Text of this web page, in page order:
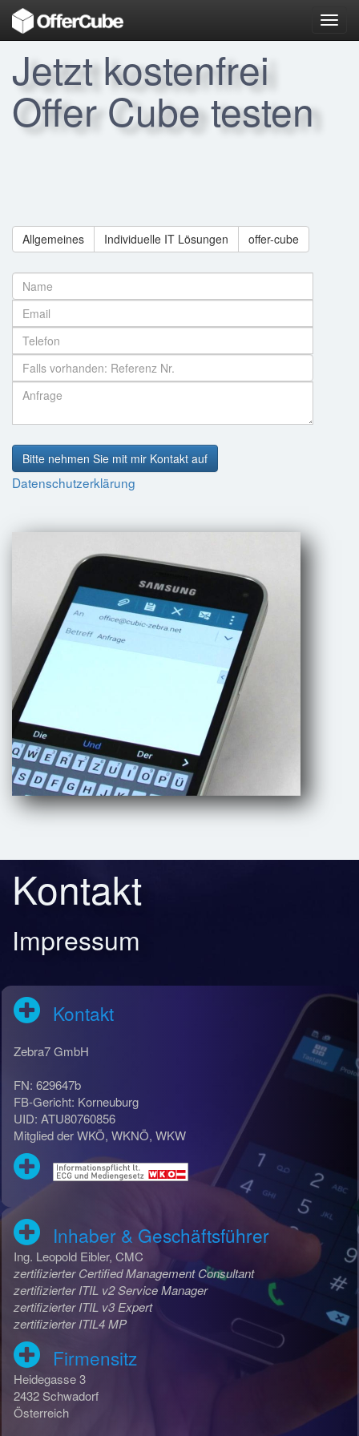
Jetzt kostenfrei
Offer Cube testen
Allgemeines Individuelle IT Lösungen offer-cube
Bitte nehmen Sie mit mir Kontakt auf
Datenschutzerklärung
Kontakt
Impressum
Kontakt
Zebra7 GmbH
FN: 629647b
FB-Gericht: Korneuburg
UID: ATU80760856
Mitglied der WKÖ, WKNÖ, WKW
Inhaber & Geschäftsführer
Ing. Leopold Eibler, CMC
zertifizierter Certified Management Consultant
zertifizierter ITIL v2 Service Manager
zertifizierter ITIL v3 Expert
zertifizierter ITIL4 MP
Firmensitz
Heidegasse 3
2432 Schwadorf
Österreich